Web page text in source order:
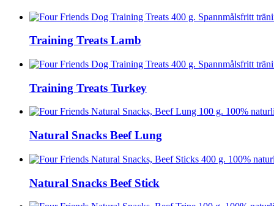
Training Treats Lamb
Training Treats Turkey
Natural Snacks Beef Lung
Natural Snacks Beef Stick